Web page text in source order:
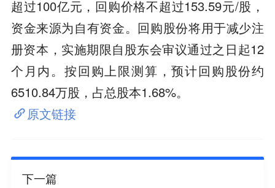
超过100亿元，回购价格不超过153.59元/股，
资金来源为自有资金。回购股份将用于减少注
册资本，实施期限自股东会审议通过之日起12
个月内。按回购上限测算，预计回购股份约
6510.84万股，占总股本1.68%。
原文链接
下一篇